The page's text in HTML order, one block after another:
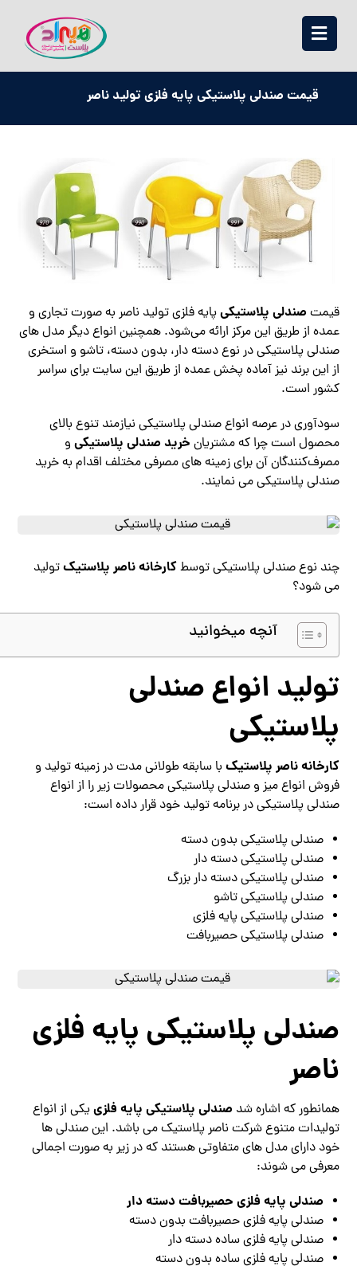
قیمت صندلی پلاستیکی پایه فلزی تولید ناصر
قیمت صندلی پلاستیکیپایه فلزی تولید ناصر به صورت تجاری و
عمده از طریق این مرکز ارائه می‌شود. همچنین انواع دیگر مدل های
صندلی پلاستیکی در نوع دسته دار، بدون دسته، تاشو و استخری
از این برند نیز آماده پخش عمده از طریق این سایت برای سراسر
کشور است.
سودآوری در عرصه انواع صندلی پلاستیکی نیازمند تنوع بالای
محصول است چرا که مشتریان خرید صندلی پلاستیکی و
مصرف‌کنندگان آن برای زمینه های مصرفی مختلف اقدام به خرید
صندلی پلاستیکی می ‌نمایند.
چند نوع صندلی پلاستیکی توسطکارخانه ناصر پلاستیکتولید
می شود؟
آنچه میخوانید
تولید انواع صندلی
پلاستیکی
کارخانه ناصر پلاستیک با سابقه طولانی مدت در زمینه تولید و
فروش انواع میز و صندلی پلاستیکی محصولات زیر را از انواع
صندلی پلاستیکی در برنامه تولید خود قرار داده است:
صندلی پلاستیکی بدون دسته
صندلی پلاستیکی دسته دار
صندلی پلاستیکی دسته دار بزرگ
صندلی پلاستیکی تاشو
صندلی پلاستیکی پایه فلزی
صندلی پلاستیکی حصیربافت
صندلی پلاستیکی پایه فلزی
ناصر
همانطور که اشاره شد صندلی پلاستیکی پایه فلزییکی از انواع
تولیدات متنوع شرکت ناصر پلاستیک می باشد. این صندلی ها
خود دارای مدل های متفاوتی هستند که در زیر به صورت اجمالی
معرفی می ‌شوند:
صندلی پایه فلزی حصیربافت دسته دار
صندلی پایه فلزی حصیربافت بدون دسته
صندلی پایه فلزی ساده دسته دار
صندلی پایه فلزی ساده بدون دسته